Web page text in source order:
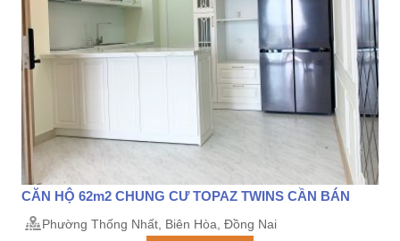
CĂN HỘ 62m2 CHUNG CƯ TOPAZ TWINS CẦN BÁN
Phường Thống Nhất, Biên Hòa, Đồng Nai